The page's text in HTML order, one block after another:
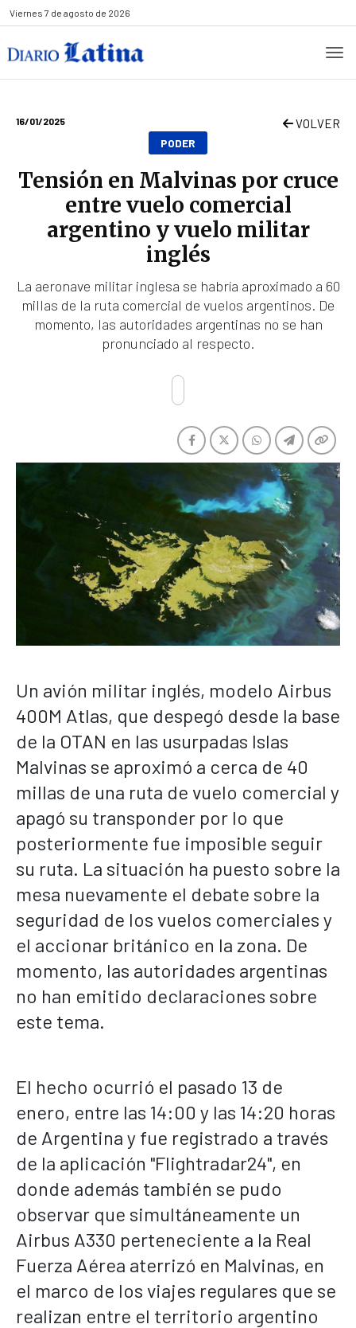
Viernes 7 de agosto de 2026
16/01/2025 VOLVER
PODER
Tensión en Malvinas por cruce
entre vuelo comercial
argentino y vuelo militar
inglés
La aeronave militar inglesa se habría aproximado a 60
millas de la ruta comercial de vuelos argentinos. De
momento, las autoridades argentinas no se han
pronunciado al respecto.
Un avión militar inglés, modelo Airbus
400M Atlas, que despegó desde la base
de la OTAN en las usurpadas Islas
Malvinas se aproximó a cerca de 40
millas de una ruta de vuelo comercial y
apagó su transponder por lo que
posteriormente fue imposible seguir
su ruta. La situación ha puesto sobre la
mesa nuevamente el debate sobre la
seguridad de los vuelos comerciales y
el accionar británico en la zona. De
momento, las autoridades argentinas
no han emitido declaraciones sobre
este tema.
El hecho ocurrió el pasado 13 de
enero, entre las 14:00 y las 14:20 horas
de Argentina y fue registrado a través
de la aplicación "Flightradar24", en
donde además también se pudo
observar que simultáneamente un
Airbus A330 perteneciente a la Real
Fuerza Aérea aterrizó en Malvinas, en
el marco de los viajes regulares que se
realizan entre el territorio argentino